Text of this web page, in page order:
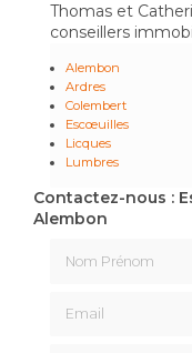
Thomas et
conseillers
Alembon
Ardres
Colembert
Escœuilles
Licques
Lumbres
Contactez-nous :
Alembon